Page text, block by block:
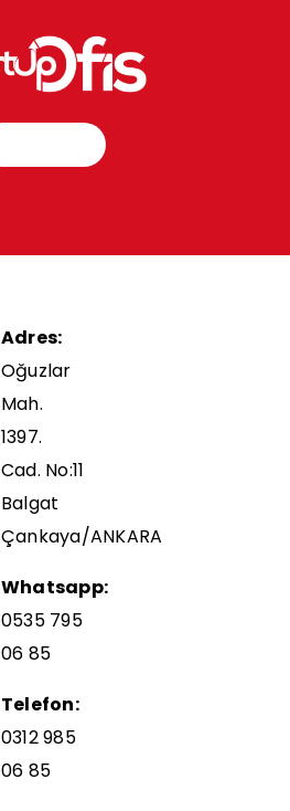
Adres:
Oğuzlar
Mah.
1397.
Cad. No:11
Balgat
Çankaya/ANKARA
Whatsapp:
0535 795
06 85
Telefon:
0312 985
06 85